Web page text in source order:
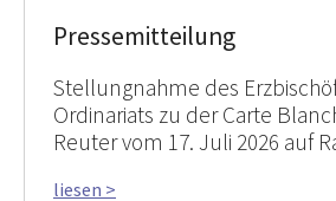
Pressemitteilung
Stellungnahme des
Ordinariats zu der Carte
Reuter vom 17. Juli 2026 auf
liesen >